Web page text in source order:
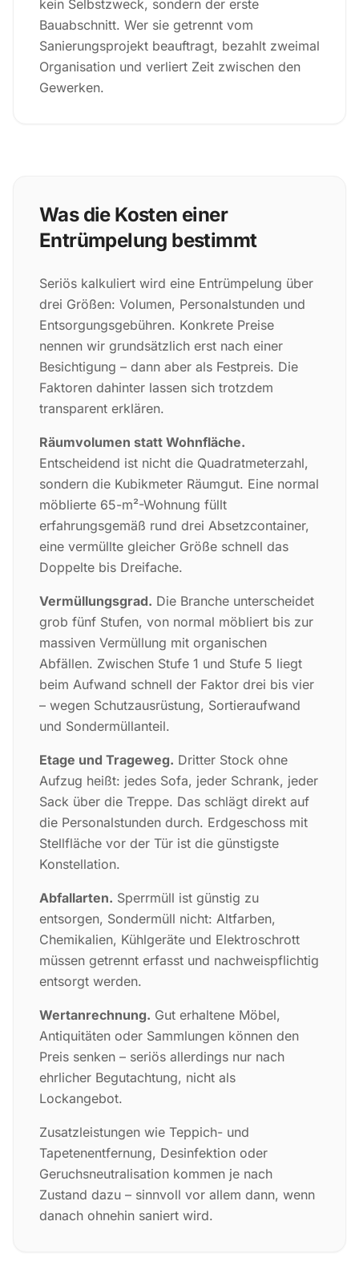
kein Selbstzweck, sondern der erste
Bauabschnitt. Wer sie getrennt vom
Sanierungsprojekt beauftragt, bezahlt zweimal
Organisation und verliert Zeit zwischen den
Gewerken.
Was die Kosten einer
Entrümpelung bestimmt
Seriös kalkuliert wird eine Entrümpelung über
drei Größen: Volumen, Personalstunden und
Entsorgungsgebühren. Konkrete Preise
nennen wir grundsätzlich erst nach einer
Besichtigung – dann aber als Festpreis. Die
Faktoren dahinter lassen sich trotzdem
transparent erklären.
Räumvolumen statt Wohnfläche.
Entscheidend ist nicht die Quadratmeterzahl,
sondern die Kubikmeter Räumgut. Eine normal
möblierte 65-m²-Wohnung füllt
erfahrungsgemäß rund drei Absetzcontainer,
eine vermüllte gleicher Größe schnell das
Doppelte bis Dreifache.
Vermüllungsgrad. Die Branche unterscheidet
grob fünf Stufen, von normal möbliert bis zur
massiven Vermüllung mit organischen
Abfällen. Zwischen Stufe 1 und Stufe 5 liegt
beim Aufwand schnell der Faktor drei bis vier
– wegen Schutzausrüstung, Sortieraufwand
und Sondermüllanteil.
Etage und Trageweg. Dritter Stock ohne
Aufzug heißt: jedes Sofa, jeder Schrank, jeder
Sack über die Treppe. Das schlägt direkt auf
die Personalstunden durch. Erdgeschoss mit
Stellfläche vor der Tür ist die günstigste
Konstellation.
Abfallarten. Sperrmüll ist günstig zu
entsorgen, Sondermüll nicht: Altfarben,
Chemikalien, Kühlgeräte und Elektroschrott
müssen getrennt erfasst und nachweispflichtig
entsorgt werden.
Wertanrechnung. Gut erhaltene Möbel,
Antiquitäten oder Sammlungen können den
Preis senken – seriös allerdings nur nach
ehrlicher Begutachtung, nicht als
Lockangebot.
Zusatzleistungen wie Teppich- und
Tapetenentfernung, Desinfektion oder
Geruchsneutralisation kommen je nach
Zustand dazu – sinnvoll vor allem dann, wenn
danach ohnehin saniert wird.